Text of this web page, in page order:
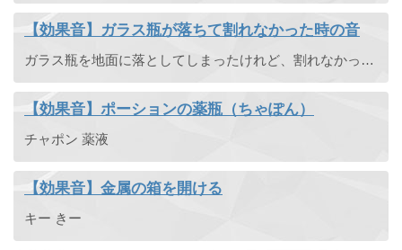
【効果音】ガラス瓶が落ちて割れなかった時の音
ガラス瓶を地面に落としてしまったけれど、割れなかったときのカンカラカンというガラス音です。
【効果音】ポーションの薬瓶（ちゃぽん）
チャポン 薬液
【効果音】金属の箱を開ける
キー きー